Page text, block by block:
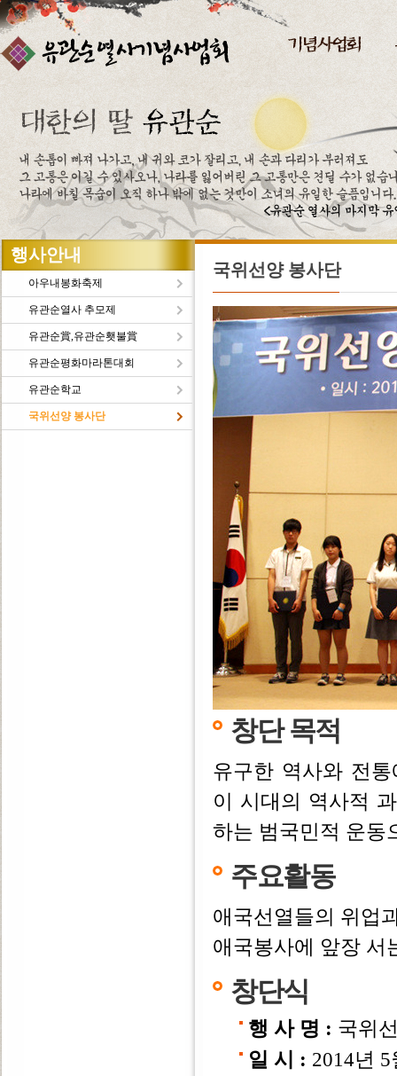
주메뉴바로가기
본문바로가기
행사안내
아우내봉화축제
유관순열사 추모제
유관순賞,유관순횃불賞
유관순평화마라톤대회
유관순학교
국위선양 봉사단
국위선양 봉사단
창단 목적
유구한 역사와 전
이 시대의 역사적
하는 범국민적 운동
주요활동
애국선열들의 위업
애국봉사에 앞장 서
창단식
행 사 명 : 국위
일 시 : 2014년